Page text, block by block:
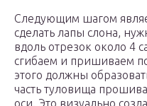
Следующим шагом
сделать лапы слона,
вдоль отрезок около 4
сгибаем и пришиваем
этого должны
часть туловища
оси. Это визуально